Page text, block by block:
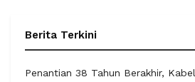
Berita Terkini
Penantian 38 Tahun Berakhir,